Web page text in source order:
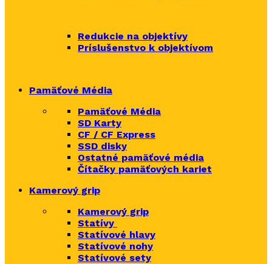
Redukcie na objektívy
Príslušenstvo k objektívom
Pamäťové Média
Pamäťové Média
SD Karty
CF / CF Express
SSD disky
Ostatné pamäťové média
Čítačky pamäťových kariet
Kamerový grip
Kamerový grip
Statívy
Statívové hlavy
Statívové nohy
Statívové sety